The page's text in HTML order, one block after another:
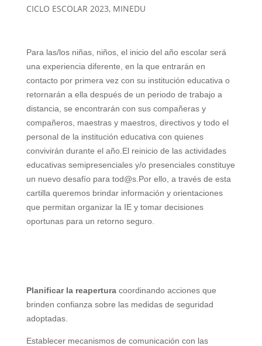
CICLO ESCOLAR 2023, MINEDU
Para las/los niñas, niños, el inicio del año escolar será
una experiencia diferente, en la que entrarán en
contacto por primera vez con su institución educativa o
retornarán a ella después de un periodo de trabajo a
distancia, se encontrarán con sus compañeras y
compañeros, maestras y maestros, directivos y todo el
personal de la institución educativa con quienes
convivirán durante el año.El reinicio de las actividades
educativas semipresenciales y/o presenciales constituye
un nuevo desafío para tod@s.Por ello, a través de esta
cartilla queremos brindar información y orientaciones
que permitan organizar la IE y tomar decisiones
oportunas para un retorno seguro.
Planificar la reapertura coordinando acciones que
brinden confianza sobre las medidas de seguridad
adoptadas.
Establecer mecanismos de comunicación con las